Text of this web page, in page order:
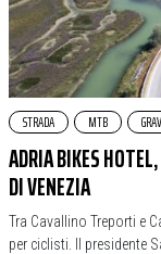
STRADA MTB
ADRIA BIKES
DI VENEZIA
Tra Cavallino Treporti e
per ciclisti. Il presidente